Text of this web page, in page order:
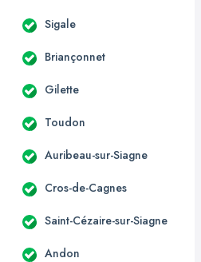
Sigale
Briançonnet
Gilette
Toudon
Auribeau-sur-Siagne
Cros-de-Cagnes
Saint-Cézaire-sur-Siagne
Andon